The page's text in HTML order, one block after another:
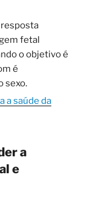
resposta
fetal
o objetivo é
é
sexo.
a saúde da
a
e